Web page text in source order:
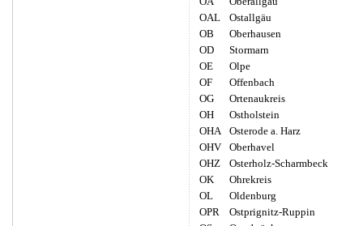
OAL
Ostallgäu
OB
Oberhausen
OD
Stormarn
OE
Olpe
OF
Offenbach
OG
Ortenaukreis
OH
Ostholstein
OHA
Osterode a. Harz
OHV
Oberhavel
OHZ
Osterholz-Scharmbeck
OK
Ohrekreis
OL
Oldenburg
OPR
Ostprignitz-Ruppin